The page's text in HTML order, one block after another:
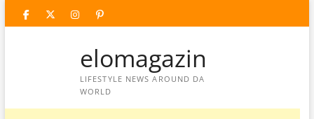
facebooktwitter
instagram
googleplus
pinterest
elomagazin
LIFESTYLE NEWS AROUND DA
WORLD